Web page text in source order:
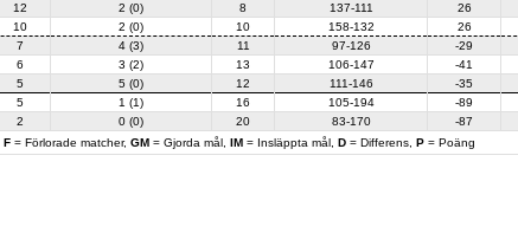
F = Förlorade matcher, GM = Gjorda mål, IM = Insläppta mål, D = Differens, P = Poäng
12 2 (0) 8 137-111 26
10 2 (0) 10 158-132 26
7 4 (3) 11 97-126 -29
6 3 (2) 13 106-147 -41
5 5 (0) 12 111-146 -35
5 1 (1) 16 105-194 -89
2 0 (0) 20 83-170 -87